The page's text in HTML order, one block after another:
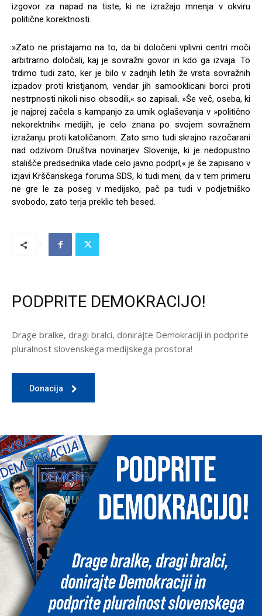
izgovor za napad na tiste, ki ne izražajo mnenja v okviru
politične korektnosti.
»Zato ne pristajamo na to, da bi določeni vplivni centri moči
arbitrarno določali, kaj je sovražni govor in kdo ga izvaja. To
trdimo tudi zato, ker je bilo v zadnjih letih že vrsta sovražnih
izpadov proti kristjanom, vendar jih samooklicani borci proti
nestrpnosti nikoli niso obsodili,« so zapisali. »Še več, oseba, ki
je najprej začela s kampanjo za umik oglaševanja v »politično
nekorektnih« medijih, je celo znana po svojem sovražnem
izražanju proti katoličanom. Zato smo tudi skrajno razočarani
nad odzivom Društva novinarjev Slovenije, ki je nedopustno
stališče predsednika vlade celo javno podprl,« je še zapisano v
izjavi Krščanskega foruma SDS, ki tudi meni, da v tem primeru
ne gre le za poseg v medijsko, pač pa tudi v podjetniško
svobodo, zato terja preklic teh besed.
PODPRITE DEMOKRACIJO!
Drage bralke, dragi bralci, donirajte Demokraciji in podprite
pluralnost slovenskega medijskega prostora!
Donacija